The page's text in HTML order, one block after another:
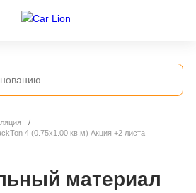
4 (0.75x1.00 кв,м) Акция +2 листа
материал